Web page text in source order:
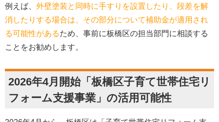
例えば、 外壁塗装と同時に手すりを設置したり、段差を解
消したりする場合は、その部分について補助金が適用され
る可能性があるため、事前に板橋区の担当部門に相談する
ことをお勧めします。
2026年4月開始「板橋区子育て世帯住宅リ
フォーム支援事業」の活用可能性